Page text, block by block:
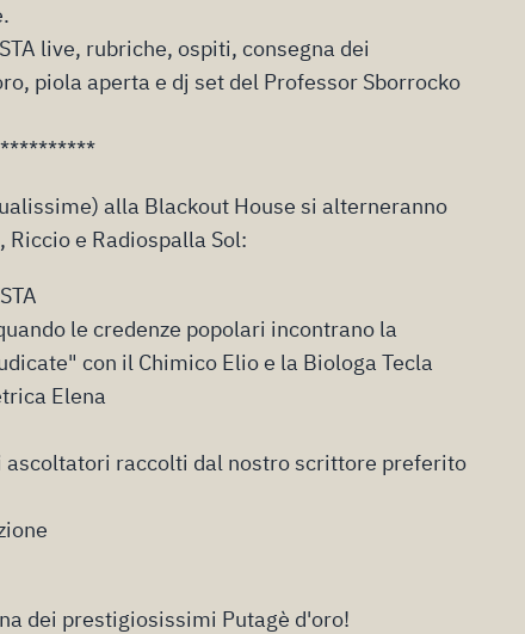
live, rubriche, ospiti, consegna dei
piola aperta e dj set del Professor Sborrocko
alla Blackout House si alterneranno
e Radiospalla Sol:
le credenze popolari incontrano la
con il Chimico Elio e la Biologa Tecla
Elena
ascoltatori raccolti dal nostro scrittore preferito
dei prestigiosissimi Putagè d'oro!